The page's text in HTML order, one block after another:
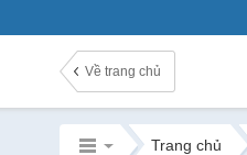
Về trang chủ
Trang chủ